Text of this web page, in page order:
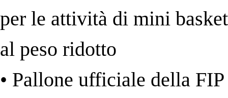
per le attività di mini
al peso ridotto
• Pallone ufficiale della